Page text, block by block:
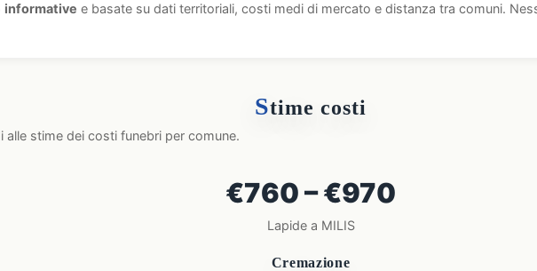
informative e basate su dati territoriali, costi medi di mercato e distanza tra comuni.
Stime costi
alle stime dei costi funebri per comune.
€760 – €970
Lapide a MILIS
Cremazione